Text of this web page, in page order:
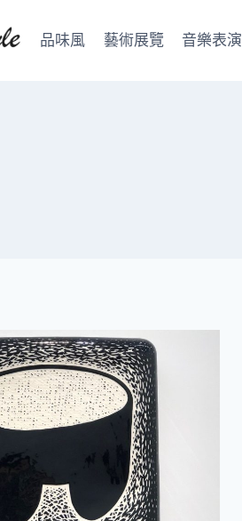
品味風 藝術展覽 音樂表演